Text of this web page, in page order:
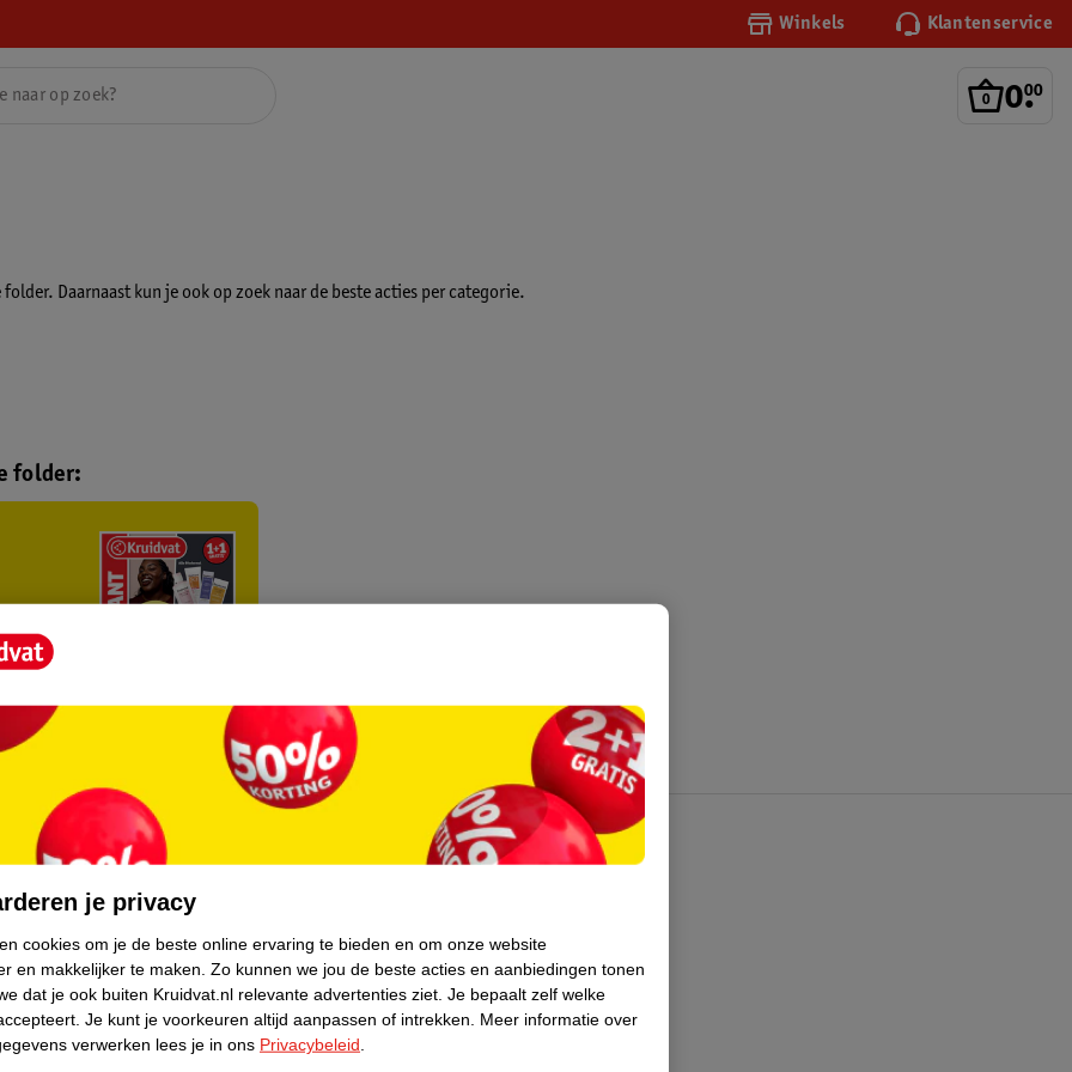
Winkels Klantenservice
0.
00
Daarnaast kun je ook op zoek naar de beste acties per categorie.
folder:
Over Kruidvat
Pers
Winkelformule
Bedrijfsgegevens
je privacy
cookies om je de beste online ervaring te bieden en om onze website
en makkelijker te maken. Zo kunnen we jou de beste acties en aanbiedingen tonen
dat je ook buiten Kruidvat.nl relevante advertenties ziet. Je bepaalt zelf welke
Je kunt je voorkeuren altijd aanpassen of intrekken.
Meer informatie over
verwerken lees je in ons Privacybeleid